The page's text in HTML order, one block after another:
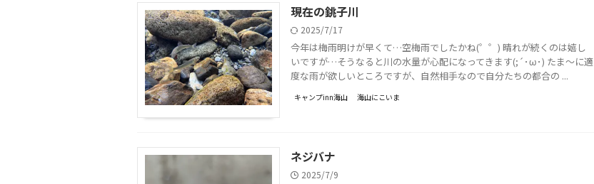
現在の銚子川
2025/7/17
今年は梅雨明けが早くて…空梅雨でしたかね(゜゜) 晴れが続くのは嬉し
いですが…そうなると川の水量が心配になってきます(;´･ω･) たま～に適
度な雨が欲しいところですが、自然相手なので自分たちの都合の ...
キャンプinn海山 海山にこいま
ネジバナ
2025/7/9